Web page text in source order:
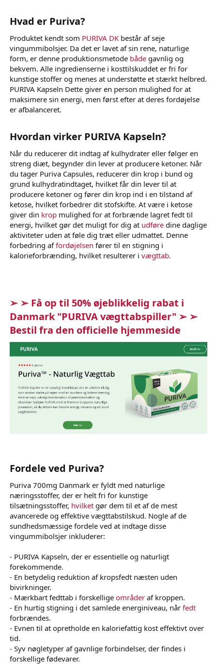
Hvad er Puriva?
Produktet kendt som PURIVA DK består af seje
vingummibolsjer. Da det er lavet af sin rene, naturlige
form, er denne produktionsmetode både gavnlig og
bekvem. Alle ingredienserne i kosttilskuddet er fri for
kunstige stoffer og menes at understøtte et stærkt helbred.
PURIVA Kapseln Dette giver en person mulighed for at
maksimere sin energi, men først efter at deres fordøjelse
er afbalanceret.
Hvordan virker PURIVA Kapseln?
Når du reducerer dit indtag af kulhydrater eller følger en
streng diæt, begynder din lever at producere ketoner. Når
du tager Puriva Capsules, reducerer din krop i bund og
grund kulhydratindtaget, hvilket får din lever til at
producere ketoner og fører din krop ind i en tilstand af
ketose, hvilket forbedrer dit stofskifte. At være i ketose
giver din krop mulighed for at forbrænde lagret fedt til
energi, hvilket gør det muligt for dig at udføre dine daglige
aktiviteter uden at føle dig træt eller udmattet. Denne
forbedring affordøjelsen fører til en stigning i
kalorieforbrænding, hvilket resulterer i vægttab.
➢ ➢ Få op til 50% øjeblikkelig rabat i
Danmark "PURIVA vægttabspiller" ➢ ➢
Bestil fra den officielle hjemmeside
Fordele ved Puriva?
Puriva 700mg Danmark er fyldt med naturlige
næringsstoffer, der er helt fri for kunstige
tilsætningsstoffer, hvilket gør dem til et af de mest
avancerede og effektive vægttabstilskud. Nogle af de
sundhedsmæssige fordele ved at indtage disse
vingummibolsjer inkluderer:
- PURIVA Kapseln, der er essentielle og naturligt
forekommende.
- En betydelig reduktion af kropsfedt næsten uden
bivirkninger.
- Mærkbart fedttab i forskellige områder af kroppen.
- En hurtig stigning i det samlede energiniveau, når fedt
forbrændes.
- Evnen til at opretholde en kaloriefattig kost effektivt over
tid.
- Syv nøgletyper af gavnlige forbindelser, der findes i
forskellige fødevarer.